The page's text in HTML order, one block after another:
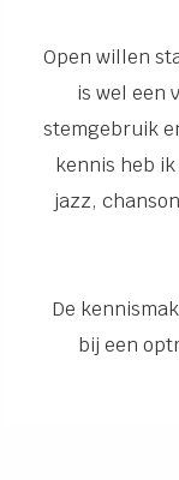
Open willen
is wel een
stemgebruik
kennis heb
jazz,
De
bij een